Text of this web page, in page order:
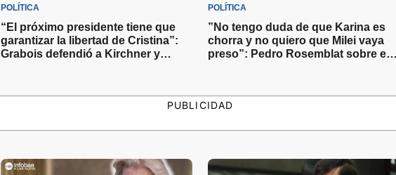
POLÍTICA
“El próximo presidente tiene que
garantizar la libertad de Cristina”:
Grabois defendió a Kirchner y
POLÍTICA
”No tengo duda de que Karina es
chorra y no quiero que Milei vaya
preso”: Pedro Rosemblat sobre el
PUBLICIDAD